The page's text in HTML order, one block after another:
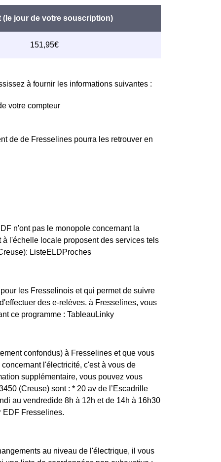
à fournir les informations suivantes :
votre compteur
de de Fresselines pourra les retrouver en
n'ont pas le monopole concernant la
l'échelle locale proposent des services tels
ListeELDProches
les Fresselinois et qui permet de suivre
des e-relèves. à Fresselines, vous
ce programme : TableauLinky
confondus) à Fresselines et que vous
l'électricité, c'est à vous de
supplémentaire, vous pouvez vous
(Creuse) sont : * 20 av de l’Escadrille
au vendredide 8h à 12h et de 14h à 16h30
EDF Fresselines.
au niveau de l'électrique, il vous